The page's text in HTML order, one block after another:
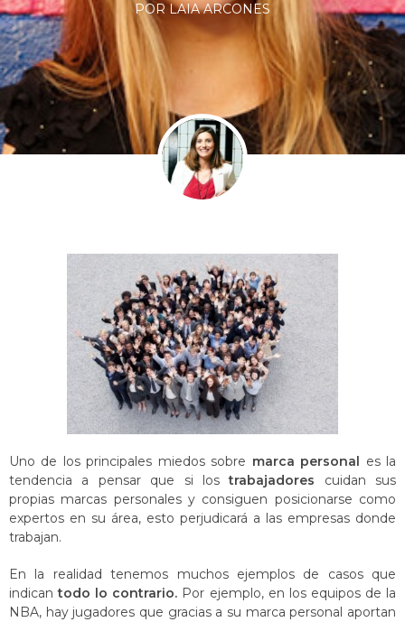
POR LAIA ARCONES
Uno de los principales miedos sobre marca personal es la
tendencia a pensar que si lostrabajadores cuidan sus
propias marcas personales y consiguen posicionarse como
expertos en su área, esto perjudicará a las empresas donde
trabajan.
En la realidad tenemos muchos ejemplos de casos que
indican todo lo contrario. Por ejemplo, en los equipos de la
NBA, hay jugadores que gracias a su marca personal aportan